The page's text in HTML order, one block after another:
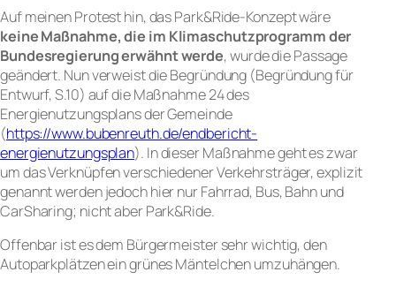
Auf meinen Protest hin, das Park&Ride-Konzept wäre
keine Maßnahme, die im Klimaschutzprogramm der
Bundesregierung erwähnt werde, wurde die Passage
geändert. Nun verweist die Begründung (Begründung für
Entwurf, S.10) auf die Maßnahme 24 des
Energienutzungsplans der Gemeinde
(https://www.bubenreuth.de/endbericht-
energienutzungsplan). In dieser Maßnahme geht es zwar
um das Verknüpfen verschiedener Verkehrsträger, explizit
genannt werden jedoch hier nur Fahrrad, Bus, Bahn und
CarSharing; nicht aber Park&Ride.
Offenbar ist es dem Bürgermeister sehr wichtig, den
Autoparkplätzen ein grünes Mäntelchen umzuhängen.